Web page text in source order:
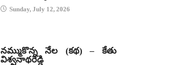
Sunday, July 12, 2026
నమ్ముకొన్న నేల (కథ) – కేతు
విశ్వనాథరెడ్డి